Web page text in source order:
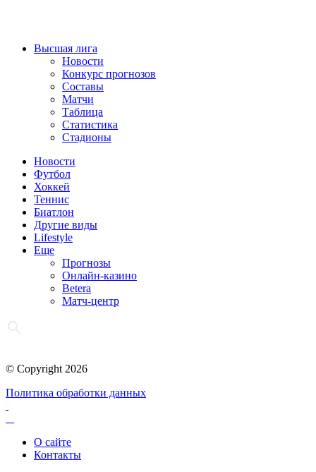
Высшая лига
Новости
Конкурс прогнозов
Составы
Матчи
Таблица
Статистика
Стадионы
Новости
Футбол
Хоккей
Теннис
Биатлон
Другие виды
Lifestyle
Еще
Прогнозы
Онлайн-казино
Betera
Матч-центр
© Copyright 2026
Политика обработки данных
О сайте
Контакты